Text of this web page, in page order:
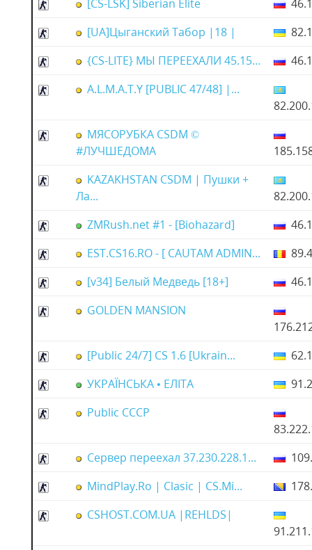
[CS-LSK] Siberian Elite
[UA]Цыганский Табор |18 |
{CS-LITE} МЫ ПЕРЕЕХАЛИ 45.15...
A.L.M.A.T.Y [PUBLIC 47/48] |...
МЯСОРУБКА CSDM ©
#ЛУЧШЕДОМА
KAZAKHSTAN CSDM | Пушки +
Ла...
ZMRush.net #1 - [Biohazard]
EST.CS16.RO - [ CAUTAM ADMIN...
[v34] Белый Медведь [18+]
GOLDEN MANSION
[Public 24/7] CS 1.6 [Ukrain...
УКРАЇНСЬКА • ЕЛІТА
Public CCCP
Сервер переехал 37.230.228.1...
MindPlay.Ro | Clasic | CS.Mi...
CSHOST.COM.UA |REHLDS|